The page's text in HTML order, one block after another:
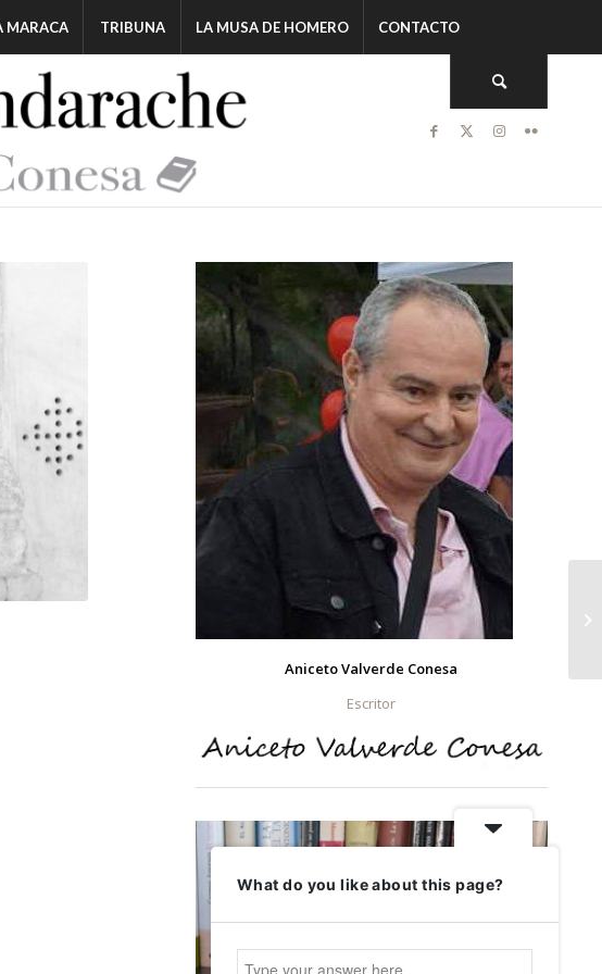
MARACA TRIBUNA LA MUSA DE HOMERO CONTACTO
Aniceto Valverde Conesa
Escritor
What do you like about this page?